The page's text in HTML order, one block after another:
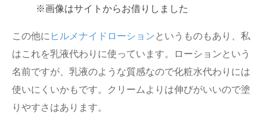
※画像はサイトからお借りしました
この他に ヒルメナイドローション というものもあり、私
はこれを乳液代わりに使っています。ローションという
名前ですが、乳液のような質感なので化粧水代わりには
使いにくいかもです。クリームよりは伸びがいいので塗
りやすさはあります。